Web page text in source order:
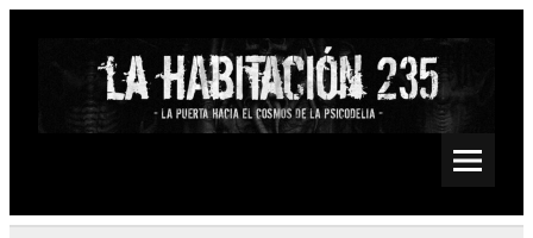
Saltar
Psychedelic, Stoner, Doom, Sludge, Fuzz, Space, Drone